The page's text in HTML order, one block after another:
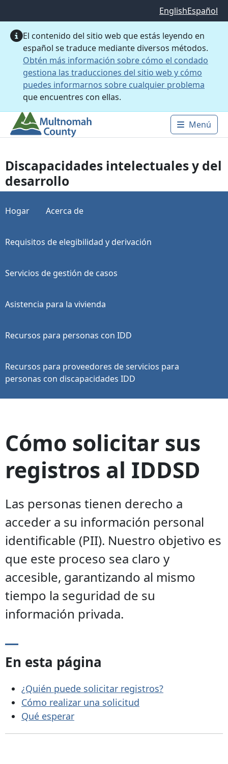
EnglishEspañol
El contenido del sitio web que estás leyendo en
español se traduce mediante diversos métodos.
Obtén más información sobre cómo el condado
gestiona las traducciones del sitio web y cómo
puedes informarnos sobre cualquier problema
que encuentres con ellas.
Main
Menú
Discapacidades intelectuales y del
desarrollo
Hogar Acerca de
Requisitos de elegibilidad y derivación
Servicios de gestión de casos
Asistencia para la vivienda
Recursos para personas con IDD
Recursos para proveedores de servicios para
personas con discapacidades IDD
Cómo solicitar sus
registros al IDDSD
Las personas tienen derecho a
acceder a su información personal
identificable (PII). Nuestro objetivo es
que este proceso sea claro y
accesible, garantizando al mismo
tiempo la seguridad de su
información privada.
En esta página
¿Quién puede solicitar registros?
Cómo realizar una solicitud
Qué esperar